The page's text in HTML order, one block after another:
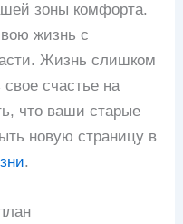
зоны комфорта.
жизнь с
Жизнь слишком
свое счастье на
что ваши старые
новую страницу в
.